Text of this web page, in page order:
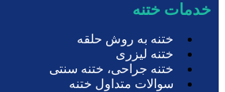
خدمات ختنه
ختنه به روش حلقه
ختنه لیزری
ختنه جراحی، ختنه سنتی
سوالات متداول ختنه